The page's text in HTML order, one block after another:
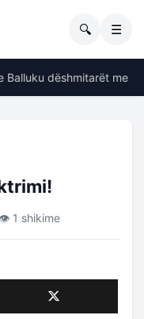
🔍 ☰
dëshmitarët me
👁 1 shikime